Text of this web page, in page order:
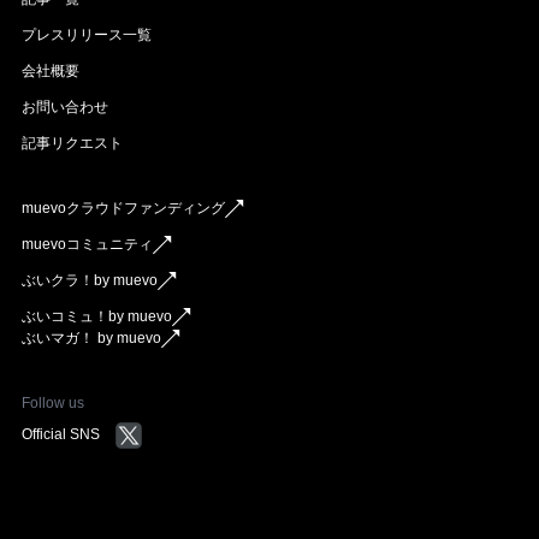
プレスリリース一覧
会社概要
お問い合わせ
記事リクエスト
muevoクラウドファンディング
muevoコミュニティ
ぶいクラ！by muevo
ぶいコミュ！by muevo
ぶいマガ！ by muevo
Follow us
Official SNS